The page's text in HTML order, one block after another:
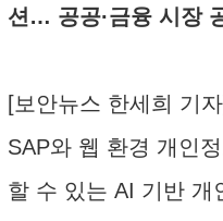
션… 공공·금융 시장
[보안뉴스 한세희 기
SAP와 웹 환경 개인
할 수 있는 AI 기반 개